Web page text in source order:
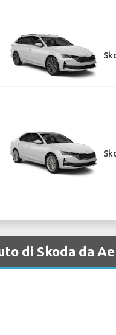
di Skoda da